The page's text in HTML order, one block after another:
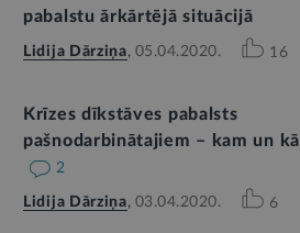
pabalstu ārkārtējā situācijā
Lidija Dārziņa, 05.04.2020. 16
Krīzes dīkstāves pabalsts
pašnodarbinātajiem – kam un kā
2
Lidija Dārziņa, 03.04.2020. 6